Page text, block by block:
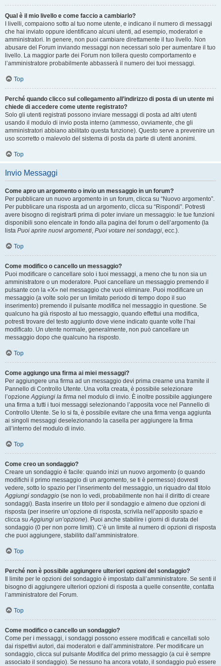
Qual è il mio livello e come faccio a cambiarlo?
I livelli, compaiono sotto al tuo nome utente, e indicano il numero di messaggi
che hai inviato oppure identificano alcuni utenti, ad esempio, moderatori e
amministratori. In genere, non puoi cambiare direttamente il tuo livello. Non
abusare del Forum inviando messaggi non necessari solo per aumentare il tuo
livello. La maggior parte dei Forum non tollera questo comportamento e
l’amministratore probabilmente abbasserà il numero dei tuoi messaggi.
Top
Perché quando clicco sul collegamento all’indirizzo di posta di un utente mi
chiede di accedere come utente registrato?
Solo gli utenti registrati possono inviare messaggi di posta ad altri utenti
usando il modulo di invio posta interno (ammesso, ovviamente, che gli
amministratori abbiano abilitato questa funzione). Questo serve a prevenire un
uso scorretto o malevolo del sistema di posta da parte di utenti anonimi.
Top
Invio Messaggi
Come apro un argomento o invio un messaggio in un forum?
Per pubblicare un nuovo argomento in un forum, clicca su “Nuovo argomento”.
Per pubblicare una risposta ad un argomento, clicca su “Rispondi”. Potresti
avere bisogno di registrarti prima di poter inviare un messaggio: le tue funzioni
disponibili sono elencate in fondo alla pagina del forum o dell’argomento (la
lista Puoi aprire nuovi argomenti, Puoi votare nei sondaggi, ecc.).
Top
Come modifico o cancello un messaggio?
Puoi modificare o cancellare solo i tuoi messaggi, a meno che tu non sia un
amministratore o un moderatore. Puoi cancellare un messaggio premendo il
pulsante con la «X» nel messaggio che vuoi eliminare. Puoi modificare un
messaggio (a volte solo per un limitato periodo di tempo dopo il suo
inserimento) premendo il pulsante modifica nel messaggio in questione. Se
qualcuno ha già risposto al tuo messaggio, quando effettui una modifica,
potresti trovare del testo aggiunto dove viene indicato quante volte l’hai
modificato. Un utente normale, generalmente, non può cancellare un
messaggio dopo che qualcuno ha risposto.
Top
Come aggiungo una firma ai miei messaggi?
Per aggiungere una firma ad un messaggio devi prima crearne una tramite il
Pannello di Controllo Utente. Una volta creata, è possibile selezionare
l’opzioneAggiungi la firma nel modulo di invio. È inoltre possibile aggiungere
una firma a tutti i tuoi messaggi selezionando l’apposita voce nel Pannello di
Controllo Utente. Se lo si fa, è possibile evitare che una firma venga aggiunta
ai singoli messaggi deselezionando la casella per aggiungere la firma
all’interno del modulo di invio.
Top
Come creo un sondaggio?
Creare un sondaggio è facile: quando inizi un nuovo argomento (o quando
modifichi il primo messaggio di un argomento, se ti è permesso) dovresti
vedere, sotto lo spazio per l’inserimento del messaggio, un riquadro dal titolo
Aggiungi sondaggio (se non lo vedi, probabilmente non hai il diritto di creare
sondaggi). Basta inserire un titolo per il sondaggio e almeno due opzioni di
risposta (per inserire un’opzione di risposta, scrivila nell’apposito spazio e
clicca suAggiungi un’opzione). Puoi anche stabilire i giorni di durata del
sondaggio (0 per non porre limiti). C’è un limite al numero di opzioni di risposta
che puoi aggiungere, stabilito dall’amministratore.
Top
Perché non è possibile aggiungere ulteriori opzioni del sondaggio?
Il limite per le opzioni del sondaggio è impostato dall’amministratore. Se senti il
bisogno di aggiungere ulteriori opzioni di risposta a quelle consentite, contatta
l’amministratore del Forum.
Top
Come modifico o cancello un sondaggio?
Come per i messaggi, i sondaggi possono essere modificati e cancellati solo
dai rispettivi autori, dai moderatori e dall’amministratore. Per modificare un
sondaggio, clicca sul pulsante Modifica del primo messaggio (a cui è sempre
associato il sondaggio). Se nessuno ha ancora votato, il sondaggio può essere